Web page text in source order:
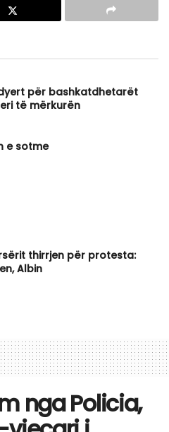
për bashkatdhetarët
të mërkurën
e sotme
thirrjen për protesta:
Albin
nga Policia,